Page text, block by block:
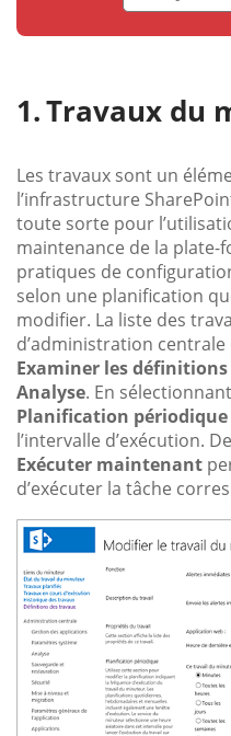
Travaux du
Les travaux sont un
l’infrastructure
toute sorte pour
maintenance de la plate-
pratiques de
selon une planification
modifier. La liste des
d’administration centrale
Examiner les
Analyse. En
Planification périodique
l’intervalle d’exécution.
Exécuter maintenant
d’exécuter la tâche